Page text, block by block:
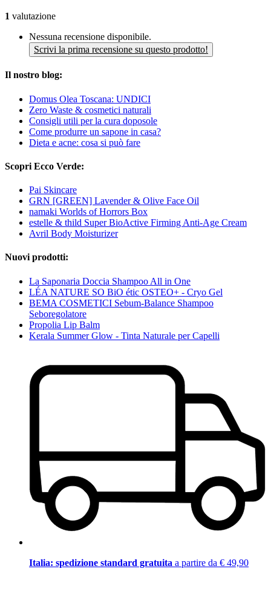
1 valutazione
Nessuna recensione disponibile.
Scrivi la prima recensione su questo prodotto!
Il nostro blog:
Domus Olea Toscana: UNDICI
Zero Waste & cosmetici naturali
Consigli utili per la cura doposole
Come produrre un sapone in casa?
Dieta e acne: cosa si può fare
Scopri Ecco Verde:
Pai Skincare
GRN [GREEN] Lavender & Olive Face Oil
namaki Worlds of Horrors Box
estelle & thild Super BioActive Firming Anti-Age Cream
Avril Body Moisturizer
Nuovi prodotti:
La Saponaria Doccia Shampoo All in One
LÉA NATURE SO BiO étic OSTEO+ - Cryo Gel
BEMA COSMETICI Sebum-Balance Shampoo
Seboregolatore
Propolia Lip Balm
Kerala Summer Glow - Tinta Naturale per Capelli
Italia: spedizione standard gratuita a partire da € 49,90